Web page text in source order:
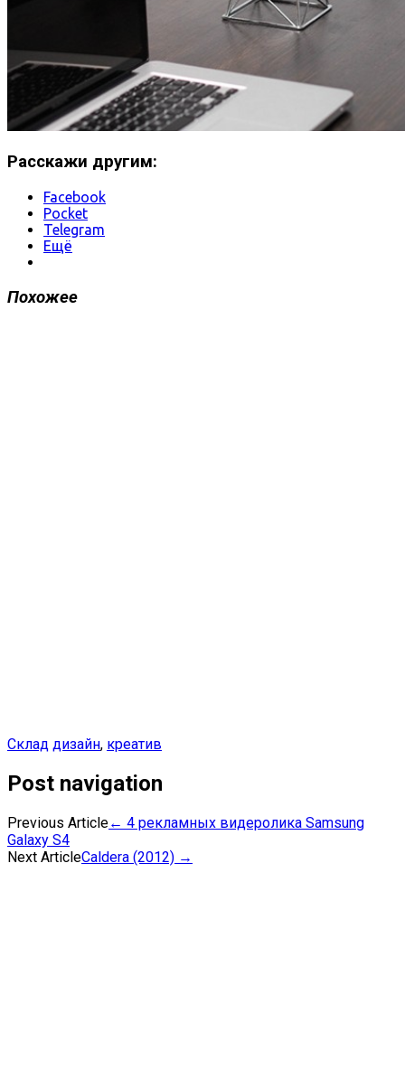
Расскажи другим:
Facebook
Pocket
Telegram
Ещё
Похожее
Склад дизайн, креатив
Post navigation
Previous Article← 4 рекламных видеролика Samsung
Galaxy S4
Next ArticleCaldera (2012) →